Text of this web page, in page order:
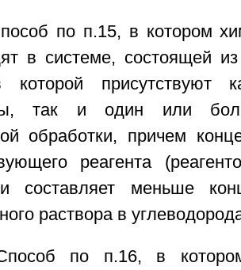
по п.15, в котором
в системе, состоящей
присутствуют
так и один или
обработки, причем
реагента
составляет меньше
раствора в
по п.16, в